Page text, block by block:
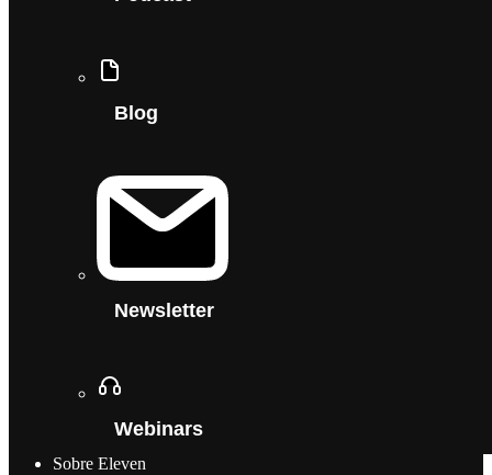
Blog
Newsletter
Webinars
Sobre Eleven